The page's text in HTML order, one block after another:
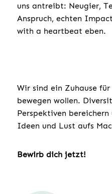
uns antreibt: Neugier,
Anspruch, echten
with a heartbeat eben.
Wir sind ein Zuhause
bewegen wollen.
Perspektiven
Ideen und Lust aufs
Bewirb dich jetzt!